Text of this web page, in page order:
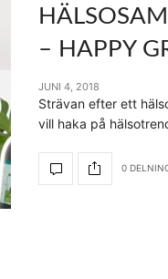
– HAPPY
JUNI 4, 2018
Strävan efter ett
vill haka på
0